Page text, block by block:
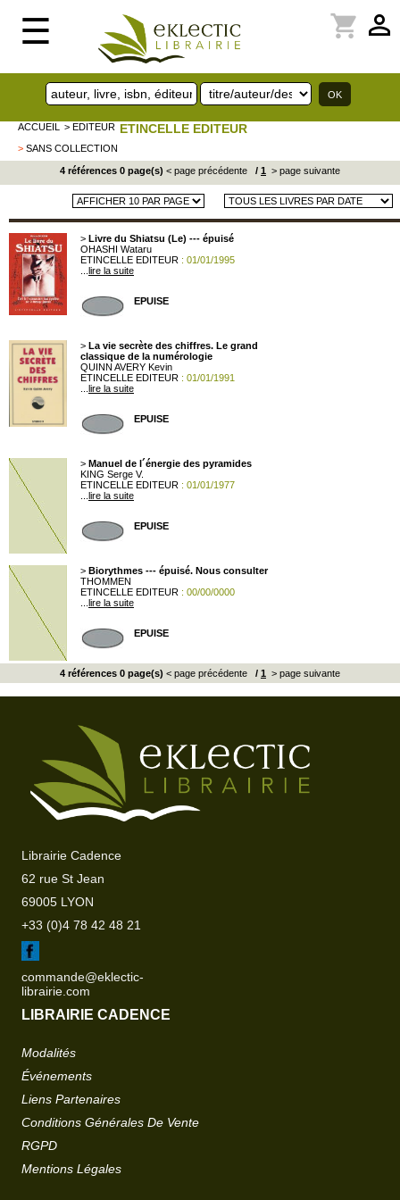
☰ perm_identity
shopping_cart
ACCUEIL > EDITEUR ETINCELLE EDITEUR
> SANS COLLECTION
4 références 0 page(s) < page précédente / 1 > page suivante
> Livre du Shiatsu (Le) --- épuisé
OHASHI Wataru
ETINCELLE EDITEUR : 01/01/1995
lire la suite
EPUISE
> La vie secrète des chiffres. Le grand
classique de la numérologie
QUINN AVERY Kevin
ETINCELLE EDITEUR : 01/01/1991
lire la suite
EPUISE
> Manuel de l´énergie des pyramides
KING Serge V.
ETINCELLE EDITEUR : 01/01/1977
lire la suite
EPUISE
> Biorythmes --- épuisé. Nous consulter
THOMMEN
ETINCELLE EDITEUR : 00/00/0000
lire la suite
EPUISE
4 références 0 page(s) < page précédente / 1 > page suivante
Librairie Cadence
62 rue St Jean
69005 LYON
+33 (0)4 78 42 48 21
commande@eklectic-
librairie.com
LIBRAIRIE CADENCE
Modalités
Événements
Liens Partenaires
Conditions Générales De Vente
RGPD
Mentions Légales